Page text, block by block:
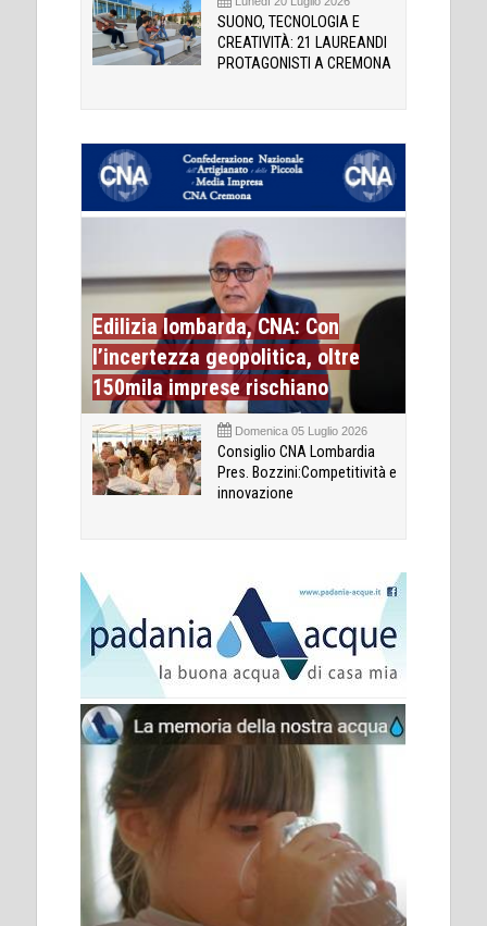
SUONO, TECNOLOGIA E
CREATIVITÀ: 21 LAUREANDI
PROTAGONISTI A CREMONA
Edilizia lombarda, CNA: Con
l’incertezza geopolitica, oltre
150mila imprese rischiano
Domenica 05 Luglio 2026
Consiglio CNA Lombardia
Pres. Bozzini:Competitività e
innovazione